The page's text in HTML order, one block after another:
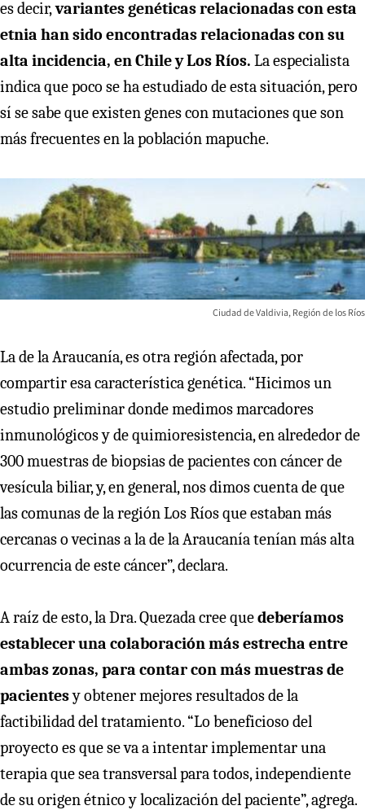
es decir,variantes genéticas relacionadas con esta
etnia han sido encontradas relacionadas con su
alta incidencia, en Chile y Los Ríos. La especialista
indica que poco se ha estudiado de esta situación, pero
sí se sabe que existen genes con mutaciones que son
más frecuentes en la población mapuche.
Ciudad de Valdivia, Región de los Ríos
La de la Araucanía, es otra región afectada, por
compartir esa característica genética. “Hicimos un
estudio preliminar donde medimos marcadores
inmunológicos y de quimioresistencia, en alrededor de
300 muestras de biopsias de pacientes con cáncer de
vesícula biliar, y, en general, nos dimos cuenta de que
las comunas de la región Los Ríos que estaban más
cercanas o vecinas a la de la Araucanía tenían más alta
ocurrencia de este cáncer”, declara.
A raíz de esto, la Dra. Quezada cree quedeberíamos
establecer una colaboración más estrecha entre
ambas zonas, para contar con más muestras de
pacientesy obtener mejores resultados de la
factibilidad del tratamiento. “Lo beneficioso del
proyecto es que se va a intentar implementar una
terapia que sea transversal para todos, independiente
de su origen étnico y localización del paciente”, agrega.